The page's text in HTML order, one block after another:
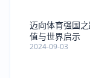
迈向体育强国
值与世界启示
2024-09-03